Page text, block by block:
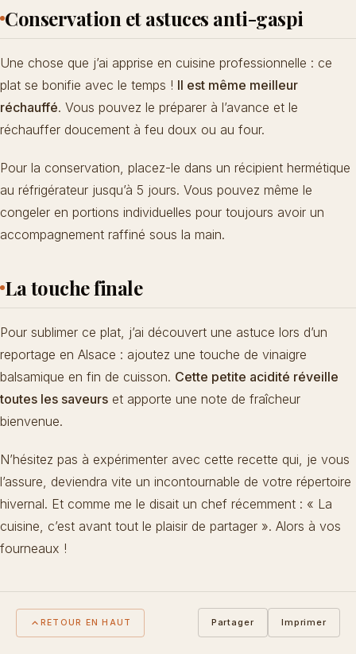
Conservation et astuces anti-gaspi
Une chose que j’ai apprise en cuisine professionnelle : ce
plat se bonifie avec le temps ! Il est même meilleur
réchauffé. Vous pouvez le préparer à l’avance et le
réchauffer doucement à feu doux ou au four.
Pour la conservation, placez-le dans un récipient hermétique
au réfrigérateur jusqu’à 5 jours. Vous pouvez même le
congeler en portions individuelles pour toujours avoir un
accompagnement raffiné sous la main.
La touche finale
Pour sublimer ce plat, j’ai découvert une astuce lors d’un
reportage en Alsace : ajoutez une touche de vinaigre
balsamique en fin de cuisson. Cette petite acidité réveille
toutes les saveurs et apporte une note de fraîcheur
bienvenue.
N’hésitez pas à expérimenter avec cette recette qui, je vous
l’assure, deviendra vite un incontournable de votre répertoire
hivernal. Et comme me le disait un chef récemment : « La
cuisine, c’est avant tout le plaisir de partager ». Alors à vos
fourneaux !
RETOUR EN HAUT Partager Imprimer